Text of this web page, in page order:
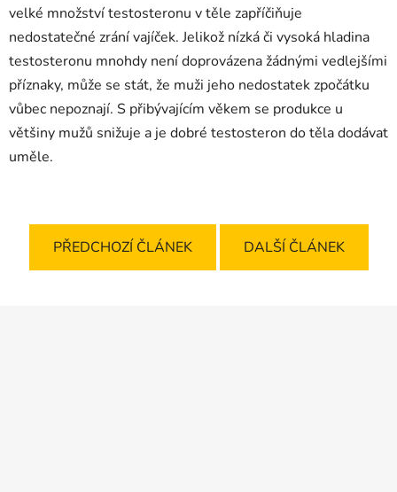
velké množství testosteronu v těle zapříčiňuje
nedostatečné zrání vajíček. Jelikož nízká či vysoká hladina
testosteronu mnohdy není doprovázena žádnými vedlejšími
příznaky, může se stát, že muži jeho nedostatek zpočátku
vůbec nepoznají. S přibývajícím věkem se produkce u
většiny mužů snižuje a je dobré testosteron do těla dodávat
uměle.
PŘEDCHOZÍ ČLÁNEK DALŠÍ ČLÁNEK